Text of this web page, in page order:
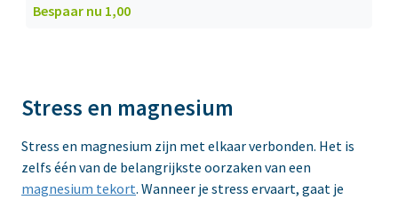
Bespaar nu 1,00
Stress en magnesium
Stress en magnesium zijn met elkaar verbonden. Het is
zelfs één van de belangrijkste oorzaken van een
magnesium tekort. Wanneer je stress ervaart, gaat je